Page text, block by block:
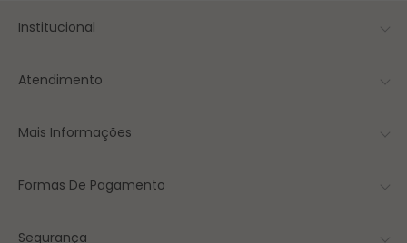
Institucional
Atendimento
Mais Informações
Formas De Pagamento
Segurança